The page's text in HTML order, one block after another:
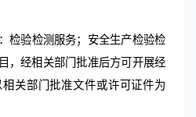
检验检测服务；安全生产检验检
，经相关部门批准后方可开展经
关部门批准文件或许可证件为